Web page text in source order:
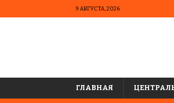
9 АВГУСТА, 2026
ГЛАВНАЯ